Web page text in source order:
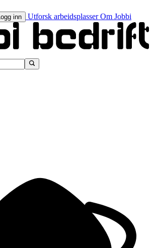
Logg inn Utforsk arbeidsplasserOm Jobbi